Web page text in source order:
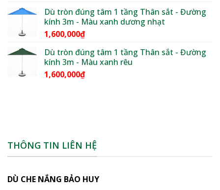
Dù tròn đúng tâm 1 tầng Thân sắt - Đường
kính 3m - Màu xanh dương nhạt
1,600,000₫
Dù tròn đúng tâm 1 tầng Thân sắt - Đường
kính 3m - Màu xanh rêu
1,600,000₫
THÔNG TIN LIÊN HỆ
DÙ CHE NẮNG BẢO HUY